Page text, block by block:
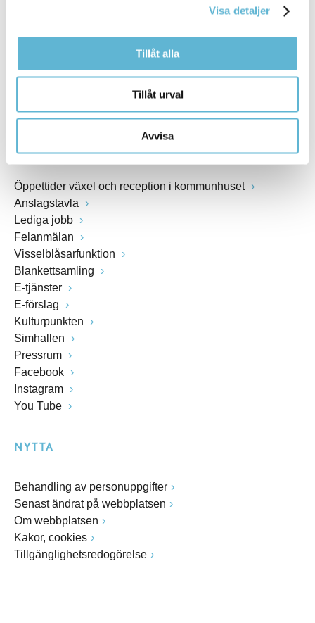
Visa detaljer
Tillåt alla
Tillåt urval
Avvisa
www.bromolla.se
Växel: 0456-82 20 00
Öppettider växel och reception i kommunhuset
Anslagstavla
Lediga jobb
Felanmälan
Visselblåsarfunktion
Blankettsamling
E-tjänster
E-förslag
Kulturpunkten
Simhallen
Pressrum
Facebook
Instagram
You Tube
NYTTA
Behandling av personuppgifter
Senast ändrat på webbplatsen
Om webbplatsen
Kakor, cookies
Tillgänglighetsredogörelse